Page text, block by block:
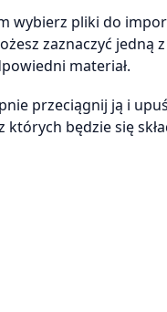
wybierz pliki do
zaznaczyć
materiał.
przeciągnij ją i
będzie się